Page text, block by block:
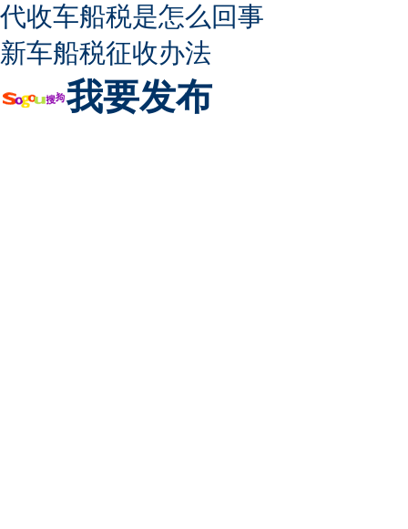
代收车船税是怎么回事
新车船税征收办法
我要发布